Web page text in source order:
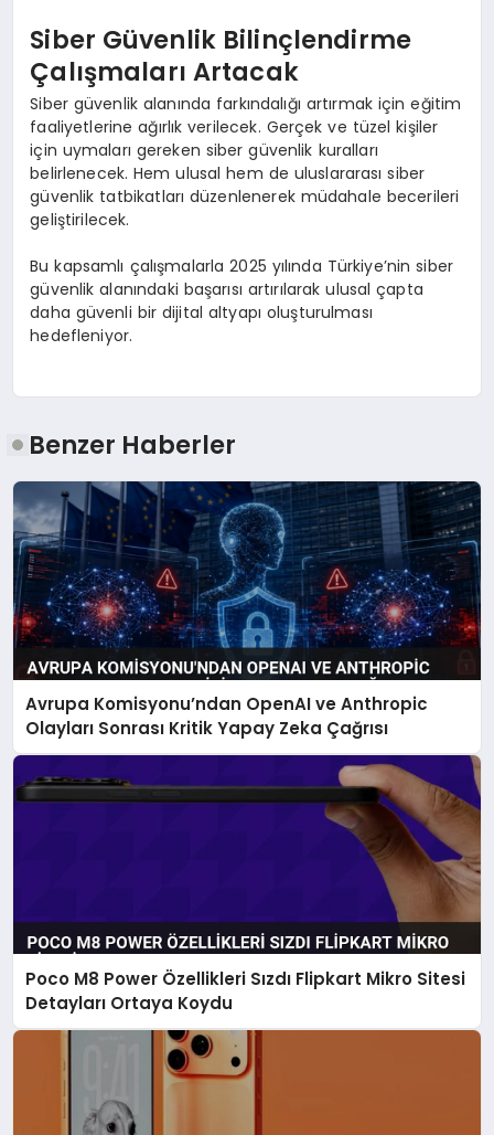
Siber Güvenlik Bilinçlendirme
Çalışmaları Artacak
Siber güvenlik alanında farkındalığı artırmak için eğitim
faaliyetlerine ağırlık verilecek. Gerçek ve tüzel kişiler
için uymaları gereken siber güvenlik kuralları
belirlenecek. Hem ulusal hem de uluslararası siber
güvenlik tatbikatları düzenlenerek müdahale becerileri
geliştirilecek.
Bu kapsamlı çalışmalarla 2025 yılında Türkiye’nin siber
güvenlik alanındaki başarısı artırılarak ulusal çapta
daha güvenli bir dijital altyapı oluşturulması
hedefleniyor.
Benzer Haberler
Avrupa Komisyonu’ndan OpenAI ve Anthropic
Olayları Sonrası Kritik Yapay Zeka Çağrısı
Poco M8 Power Özellikleri Sızdı Flipkart Mikro Sitesi
Detayları Ortaya Koydu